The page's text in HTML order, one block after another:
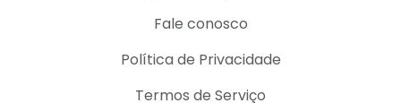
Fale conosco
Política de Privacidade
Termos de Serviço